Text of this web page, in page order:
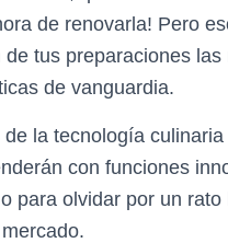
de renovarla! Pero
de tus preparaciones
de vanguardia.
la tecnología
con funciones
para olvidar por un rato